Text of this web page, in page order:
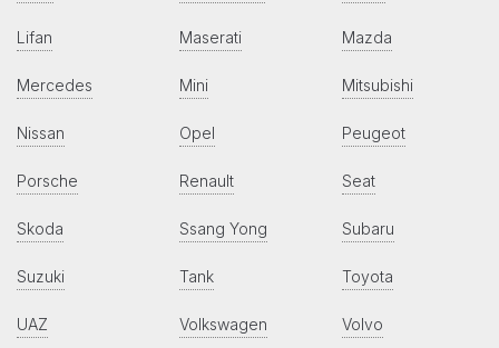
Lifan Maserati Mazda
Mercedes Mini Mitsubishi
Nissan Opel Peugeot
Porsche Renault Seat
Skoda Ssang Yong Subaru
Suzuki Tank Toyota
UAZ Volkswagen Volvo